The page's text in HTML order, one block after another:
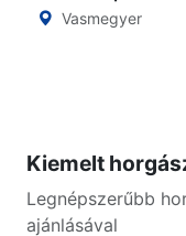
Vasmegyer
Kiemelt
Legnépszerűbb
ajánlásával